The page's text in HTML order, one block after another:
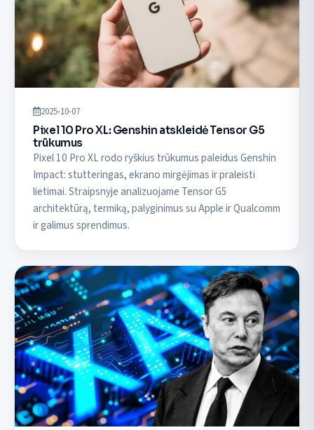
2025-10-07
Pixel 10 Pro XL: Genshin atskleidė Tensor G5
trūkumus
Pixel 10 Pro XL rodo ryškius trūkumus paleidus Genshin
Impact: stutteringas, ekrano mirgėjimas ir praleisti
lietimai. Straipsnyje analizuojame Tensor G5
architektūrą, termiką, palyginimus su Apple ir Qualcomm
ir galimus sprendimus.